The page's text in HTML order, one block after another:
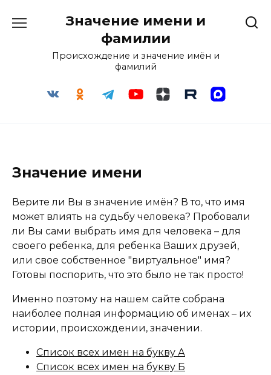
Значение имени и
фамилии
Происхождение и значение имён и
фамилий
Значение имени
Верите ли Вы в значение имён? В то, что имя
может влиять на судьбу человека? Пробовали
ли Вы сами выбрать имя для человека – для
своего ребенка, для ребенка Ваших друзей,
или свое собственное "виртуальное" имя?
Готовы поспорить, что это было не так просто!
Именно поэтому на нашем сайте собрана
наиболее полная информацию об именах – их
истории, происхождении, значении.
Список всех имен на букву А
Список всех имен на букву Б